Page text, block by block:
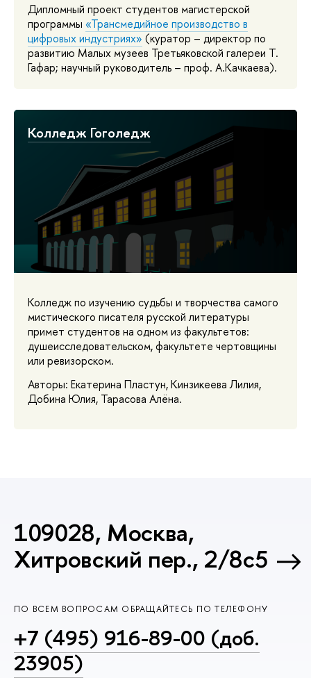
Дипломный проект студентов магистерской
программы «Трансмедийное производство в
цифровых индустриях» (куратор – директор по
развитию Малых музеев Третьяковской галереи Т.
Гафар; научный руководитель – проф. А.Качкаева).
Колледж Гоголедж
Колледж по изучению судьбы и творчества самого
мистического писателя русской литературы
примет студентов на одном из факультетов:
душеисследовательском, факультете чертовщины
или ревизорском.
Авторы: Екатерина Пластун, Кинзикеева Лилия,
Добина Юлия, Тарасова Алёна.
109028, Москва,
Хитровский пер., 2/8с5
ПО ВСЕМ ВОПРОСАМ ОБРАЩАЙТЕСЬ ПО ТЕЛЕФОНУ
+7 (495) 916-89-00 (доб.
23905)